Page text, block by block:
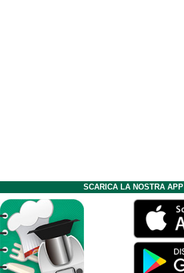
SCARICA LA NOSTRA APP